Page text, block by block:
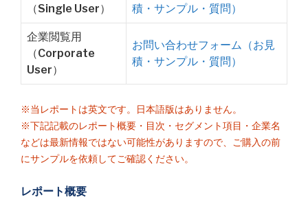
（Single User）
積・サンプル・質問）
企業閲覧用
（Corporate
User）
お問い合わせフォーム（お見
積・サンプル・質問）
※当レポートは英文です。日本語版はありません。
※下記記載のレポート概要・目次・セグメント項目・企業名
などは最新情報ではない可能性がありますので、ご購入の前
にサンプルを依頼してご確認ください。
レポート概要